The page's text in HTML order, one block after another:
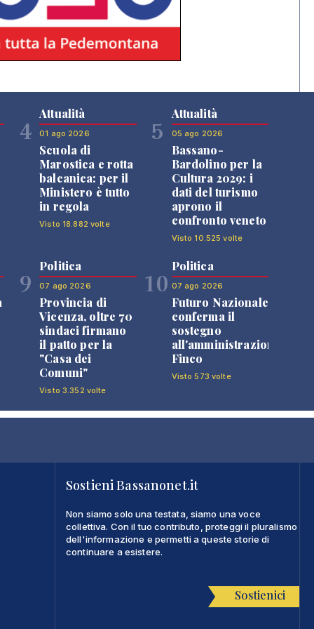
4
Attualità
01 ago 2026
Scuola di
Marostica e rotta
balcanica: per il
Ministero è tutto
in regola
Visto 18.882 volte
5
Attualità
05 ago 2026
Bassano-
Bardolino per la
Cultura 2029: i
dati del turismo
aprono il
confronto veneto
Visto 10.525 volte
9
Politica
07 ago 2026
Provincia di
Vicenza, oltre 70
sindaci firmano
il patto per la
"Casa dei
Comuni"
Visto 3.352 volte
10
Politica
07 ago 2026
Futuro Nazionale
conferma il
sostegno
all'amministrazione
Finco
Visto 573 volte
Sostieni Bassanonet.it
Non siamo solo una testata, siamo una voce
collettiva. Con il tuo contributo, proteggi il pluralismo
dell'informazione e permetti a queste storie di
continuare a esistere.
Sostienici